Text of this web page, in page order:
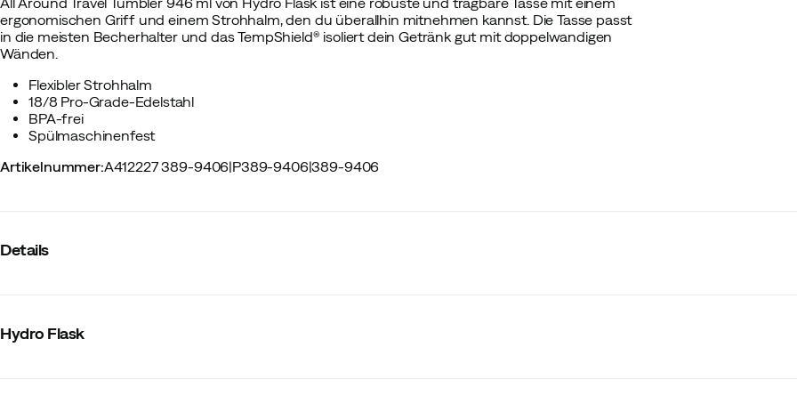
ergonomischen Griff und einem Strohhalm, den du überallhin mitnehmen kannst. Die Tasse passt
in die meisten Becherhalter und das TempShield® isoliert dein Getränk gut mit doppelwandigen
Wänden.
Flexibler Strohhalm
18/8 Pro-Grade-Edelstahl
BPA-frei
Spülmaschinenfest
Artikelnummer:A412227 389-9406|P389-9406|389-9406
Details
Hersteller-Farbbezeichnung
Hydro Flask